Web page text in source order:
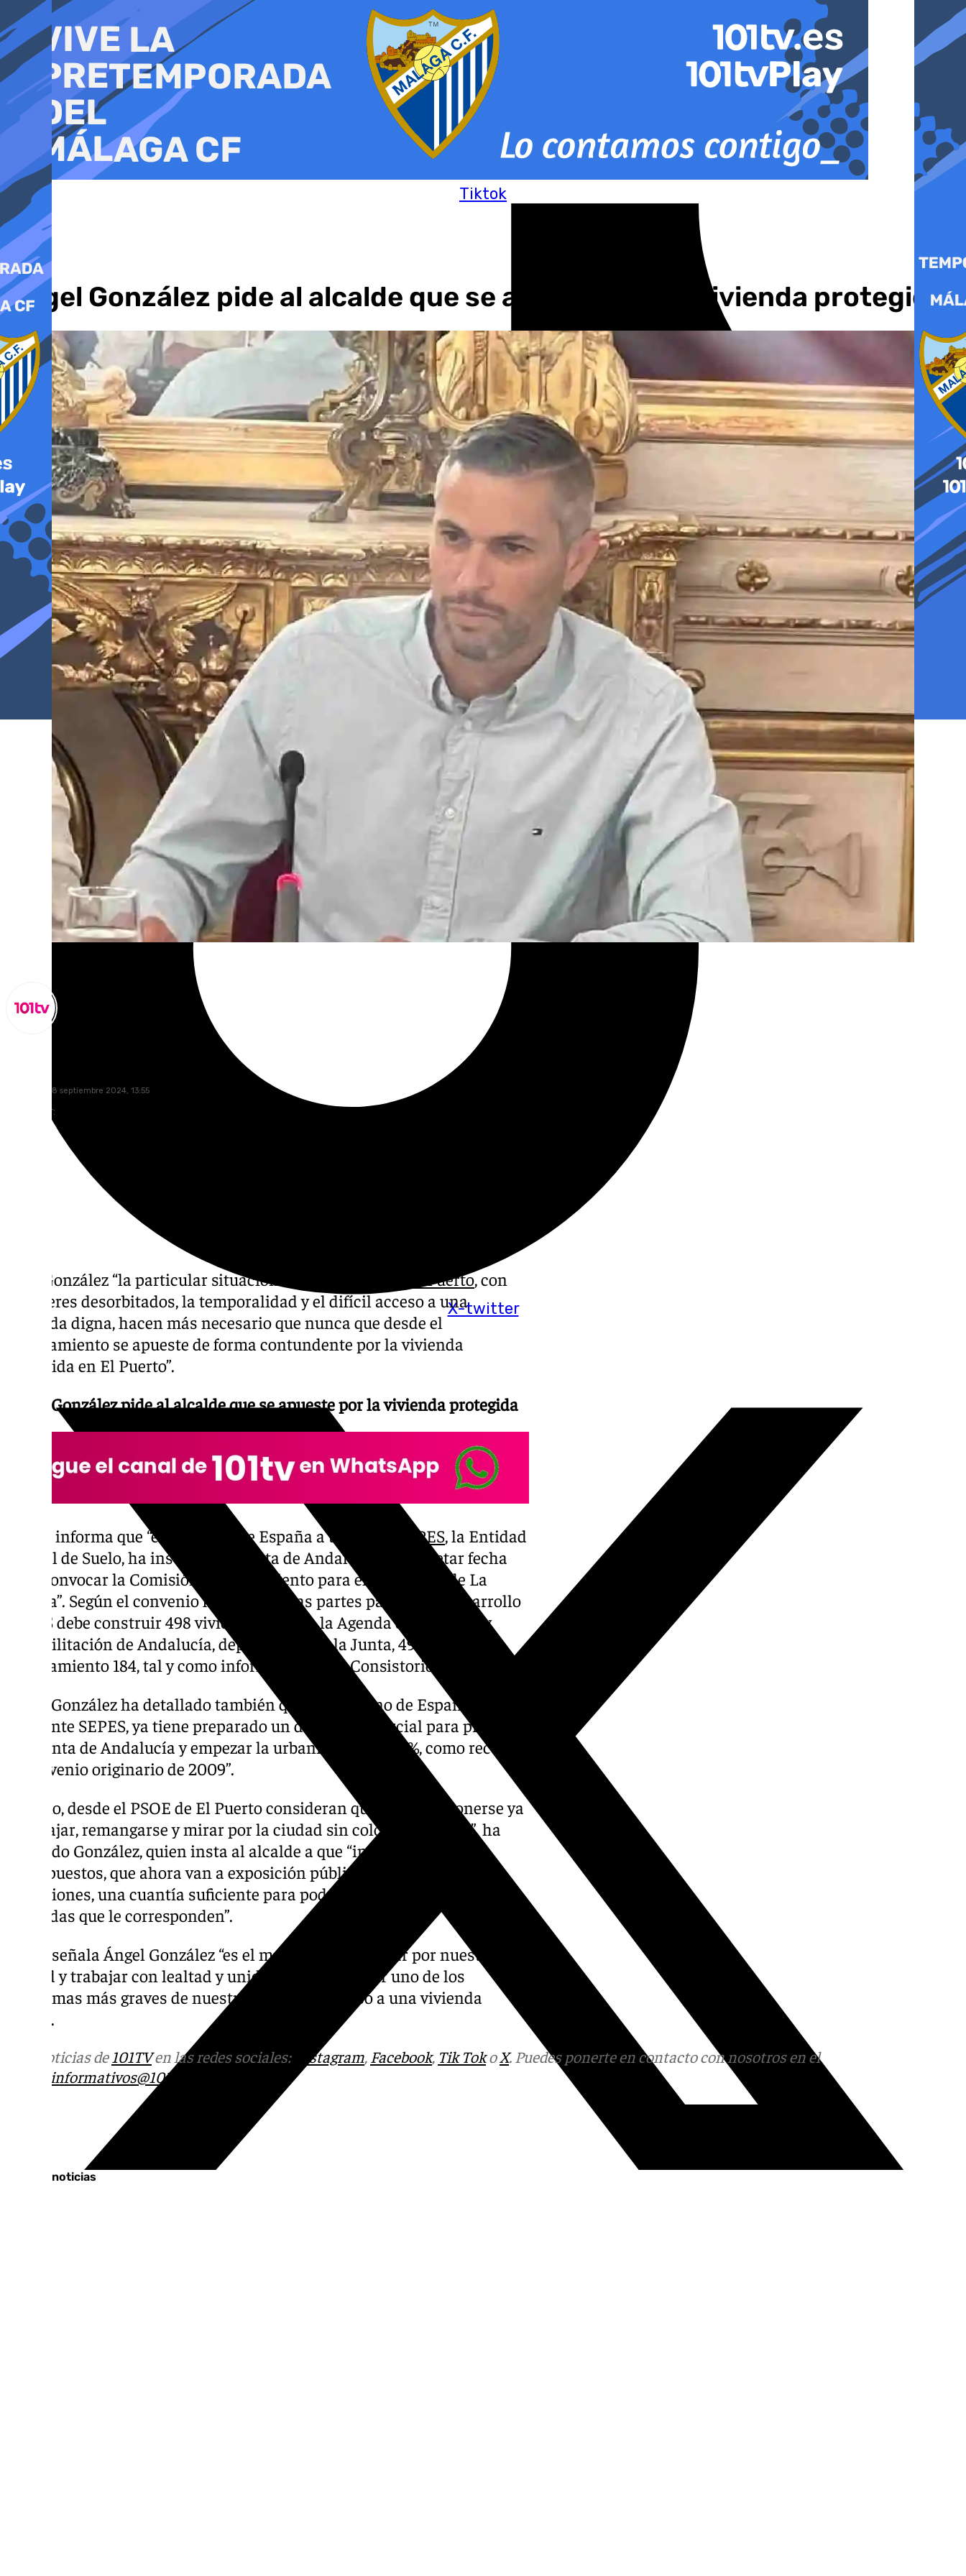
al
contenido
Tiktok
X-twitter
Ángel González pide al alcalde que se apueste por la vivienda protegida
miércoles, 18 septiembre 2024, 13:55
Compartir:
Para González “la particular situación de la vivienda en El Puerto, con
alquileres desorbitados, la temporalidad y el difícil acceso a una
vivienda digna, hacen más necesario que nunca que desde el
Ayuntamiento se apueste de forma contundente por la vivienda
protegida en El Puerto”.
Ángel González pide al alcalde que se apueste por la vivienda protegida
El edil informa que “el Gobierno de España a través de SEPES, la Entidad
Estatal de Suelo, ha instado a la Junta de Andalucía a concretar fecha
para convocar la Comisión de Seguimiento para el desarrollo de La
Florida”. Según el convenio firmado por las partes para dicho desarrollo
SEPES debe construir 498 viviendas, AVRA, la Agenda de Vivienda y
Rehabilitación de Andalucía, dependiente de la Junta, 499, y el
Ayuntamiento 184, tal y como informó el propio Consistorio portuense.
Ángel González ha detallado también que “el gobierno de España,
mediante SEPES, ya tiene preparado un desarrollo parcial para proponer
a la Junta de Andalucía y empezar la urbanización al 50%, como recogía
el convenio originario de 2009”.
Por ello, desde el PSOE de El Puerto consideran que “hay que ponerse ya
a trabajar, remangarse y mirar por la ciudad sin colores políticos”, ha
indicado González, quien insta al alcalde a que “incorpore en los
presupuestos, que ahora van a exposición pública para recibir
alegaciones, una cuantía suficiente para poder desarrollar las casi 200
viviendas que le corresponden”.
Como señala Ángel González “es el momento de apostar por nuestra
ciudad y trabajar con lealtad y unidad para enfrentar uno de los
problemas más graves de nuestra ciudad, el acceso a una vivienda
digna”.
Más noticias de 101TVen las redes sociales: Instagram, Facebook, Tik TokoX. Puedes ponerte en contacto con nosotros en el
informativos@101tv.es
Últimas noticias